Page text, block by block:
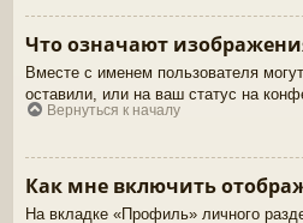
Что означают
Вместе с именем пользователя
оставили, или на ваш статус на
Вернуться к началу
Как мне включить
На вкладке «Профиль» личного